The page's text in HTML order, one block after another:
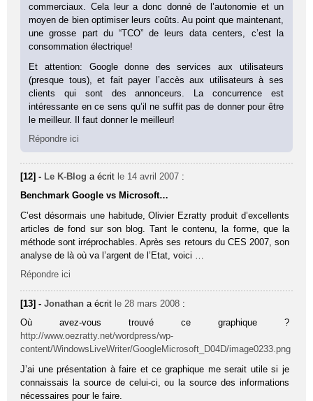
commerciaux. Cela leur a donc donné de l’autonomie et un
moyen de bien optimiser leurs coûts. Au point que maintenant,
une grosse part du “TCO” de leurs data centers, c’est la
consommation électrique!
Et attention: Google donne des services aux utilisateurs
(presque tous), et fait payer l’accès aux utilisateurs à ses
clients qui sont des annonceurs. La concurrence est
intéressante en ce sens qu’il ne suffit pas de donner pour être
le meilleur. Il faut donner le meilleur!
Répondre ici
[12] - Le K-Blog a écrit le 14 avril 2007 :
Benchmark Google vs Microsoft…
C’est désormais une habitude, Olivier Ezratty produit d’excellents
articles de fond sur son blog. Tant le contenu, la forme, que la
méthode sont irréprochables. Après ses retours du CES 2007, son
analyse de là où va l’argent de l’Etat, voici …
Répondre ici
[13] -Jonathan a écrit le 28 mars 2008 :
Où avez-vous trouvé ce graphique ?
http://www.oezratty.net/wordpress/wp-
content/WindowsLiveWriter/GoogleMicrosoft_D04D/image0233.png
J’ai une présentation à faire et ce graphique me serait utile si je
connaissais la source de celui-ci, ou la source des informations
nécessaires pour le faire.